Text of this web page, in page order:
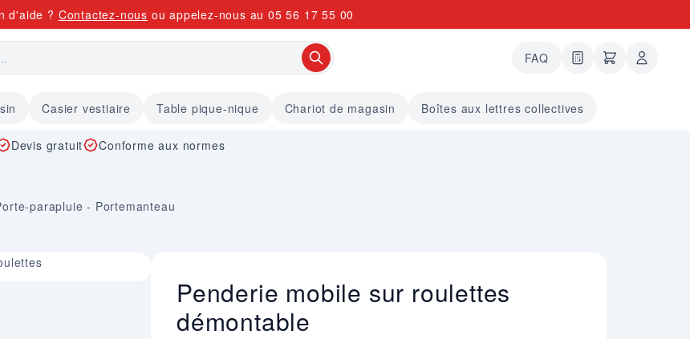
d'aide ? Contactez-nous ou appelez-nous au 05 56 17 55 00
FAQ 0 articles dans le
undefined
Casier vestiaire Table pique-nique Chariot de magasin Boîtes aux lettres collectives
Devis gratuit Conforme aux normes
parapluie - Portemanteau
Penderie mobile sur roulettes
démontable